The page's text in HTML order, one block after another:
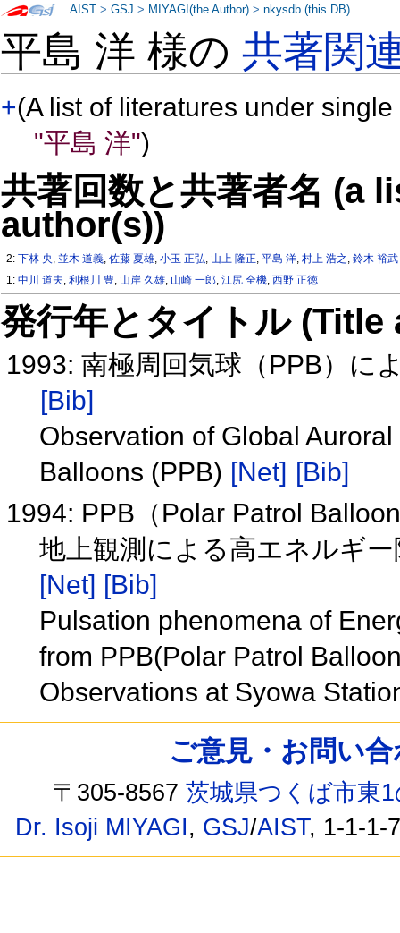
平島 洋 様の共著関
+(A list of literatures under
"平島 洋")
共著回数と共著者名 (a
author(s))
2:下林 央,並木 道義,佐藤 夏雄,小玉 正弘, 山上 隆正,平島 洋,村上 浩之 ,鈴木 裕武
1:中川 道夫,利根川 豊, 山岸 久雄, 山崎 一郎,江尻 全機,西野 正徳
発行年とタイトル
1993: 南極周回気球（PPB）に
[Bib]
Observation of Global
Balloons (PPB) [Net] [Bib]
1994: PPB（Polar Patrol
地上観測による高エネルギ
[Net] [Bib]
Pulsation phenomena of
from PPB(Polar Patrol
Observations at Syowa
AIST >GSJ > MIYAGI(the Author) >nkysdb (this DB)
ご意見・お問い
〒305-8567茨城県つくば市東
Dr. Isoji MIYAGI, GSJ/AIST, 1-1-1-